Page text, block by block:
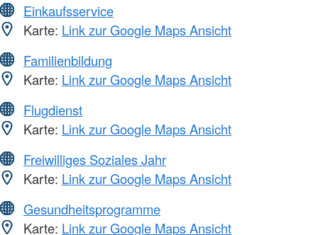
Einkaufsservice
Karte: Link zur Google Maps Ansicht
Familienbildung
Karte: Link zur Google Maps Ansicht
Flugdienst
Karte: Link zur Google Maps Ansicht
Freiwilliges Soziales Jahr
Karte: Link zur Google Maps Ansicht
Gesundheitsprogramme
Karte: Link zur Google Maps Ansicht